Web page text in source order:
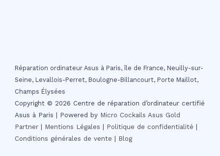
Réparation ordinateur Asus à Paris, île de France, Neuilly-sur-
Seine, Levallois-Perret, Boulogne-Billancourt, Porte Maillot,
Champs Élysées
Copyright © 2026 Centre de réparation d’ordinateur certifié
Asus à Paris | Powered by Micro Cockails Asus Gold
Partner
Mentions Légales Politique de confidentialité
Conditions générales de vente
Blog